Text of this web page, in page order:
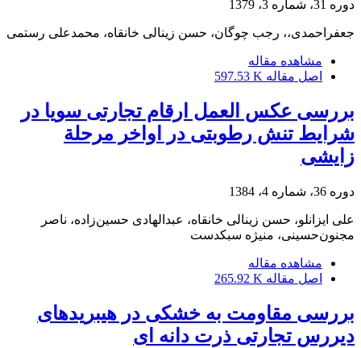
دوره 31، شماره 3، 1379
جعفراحمدی،، رجب چوگان، حسن زینالی خانقاه، محمدعلی رستمی
مشاهده مقاله
اصل مقاله 597.53 K
بررسی عکس العمل ارقام تجارتی سویا در
شرایط تنش رطوبتی در اواخر مرحلة
زایشی
دوره 36، شماره 4، 1384
علی ایزانلو، حسن زینالی خانقاه، عبدالهادی حسین‌زاده، ناصر
مجنون‌حسینی، منیژه سبکدست
مشاهده مقاله
اصل مقاله 265.92 K
بررسی مقاومت به خشکی در هیبریدهای
دیررس تجارتی ذرت دانه ای